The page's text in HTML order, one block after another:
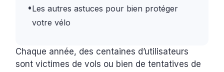
•Les autres astuces pour bien protéger
votre vélo
Chaque année, des centaines d’utilisateurs
sont victimes de vols ou bien de tentatives de